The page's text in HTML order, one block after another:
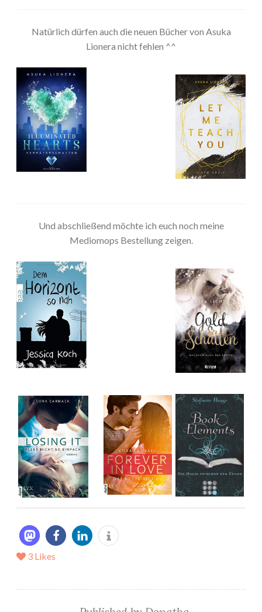
Natürlich dürfen auch die neuen Bücher von Asuka
Lionera nicht fehlen ^^
Und abschließend möchte ich euch noch meine
Mediomops Bestellung zeigen.
3 Likes